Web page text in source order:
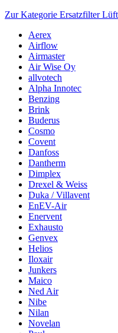
Zur Kategorie Ersatzfilter
Aerex
Airflow
Airmaster
Air Wise Oy
allvotech
Alpha Innotec
Benzing
Brink
Buderus
Cosmo
Covent
Danfoss
Dantherm
Dimplex
Drexel & Weiss
Duka / Villavent
EnEV-Air
Enervent
Exhausto
Genvex
Helios
Iloxair
Junkers
Maico
Ned Air
Nibe
Nilan
Novelan